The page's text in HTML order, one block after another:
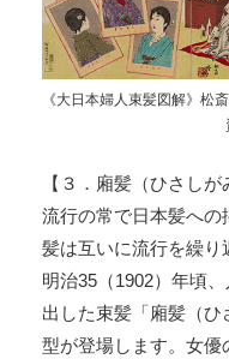
《大日本婦人束髪図解》
【３．廂髪（ひさしが
流行の常で日本髪への
髪は互いに流行を繰り
明治35（1902）年頃
出した束髪「廂髪（
型が登場します。女優